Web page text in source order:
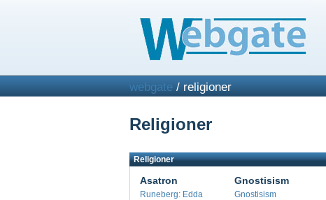
webgate/ religioner
Religioner
Religioner
Asatron
Runeberg: Edda
Gnostisism
Gnostisism